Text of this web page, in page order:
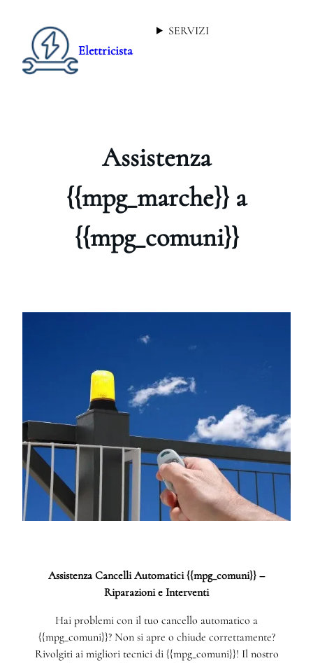
Elettricista
SERVIZI
Assistenza
{{mpg_marche}} a
{{mpg_comuni}}
Assistenza Cancelli Automatici {{mpg_comuni}} –
Riparazioni e Interventi
Hai problemi con il tuo cancello automatico a
{{mpg_comuni}}? Non si apre o chiude correttamente?
Rivolgiti ai migliori tecnici di {{mpg_comuni}}! Il nostro